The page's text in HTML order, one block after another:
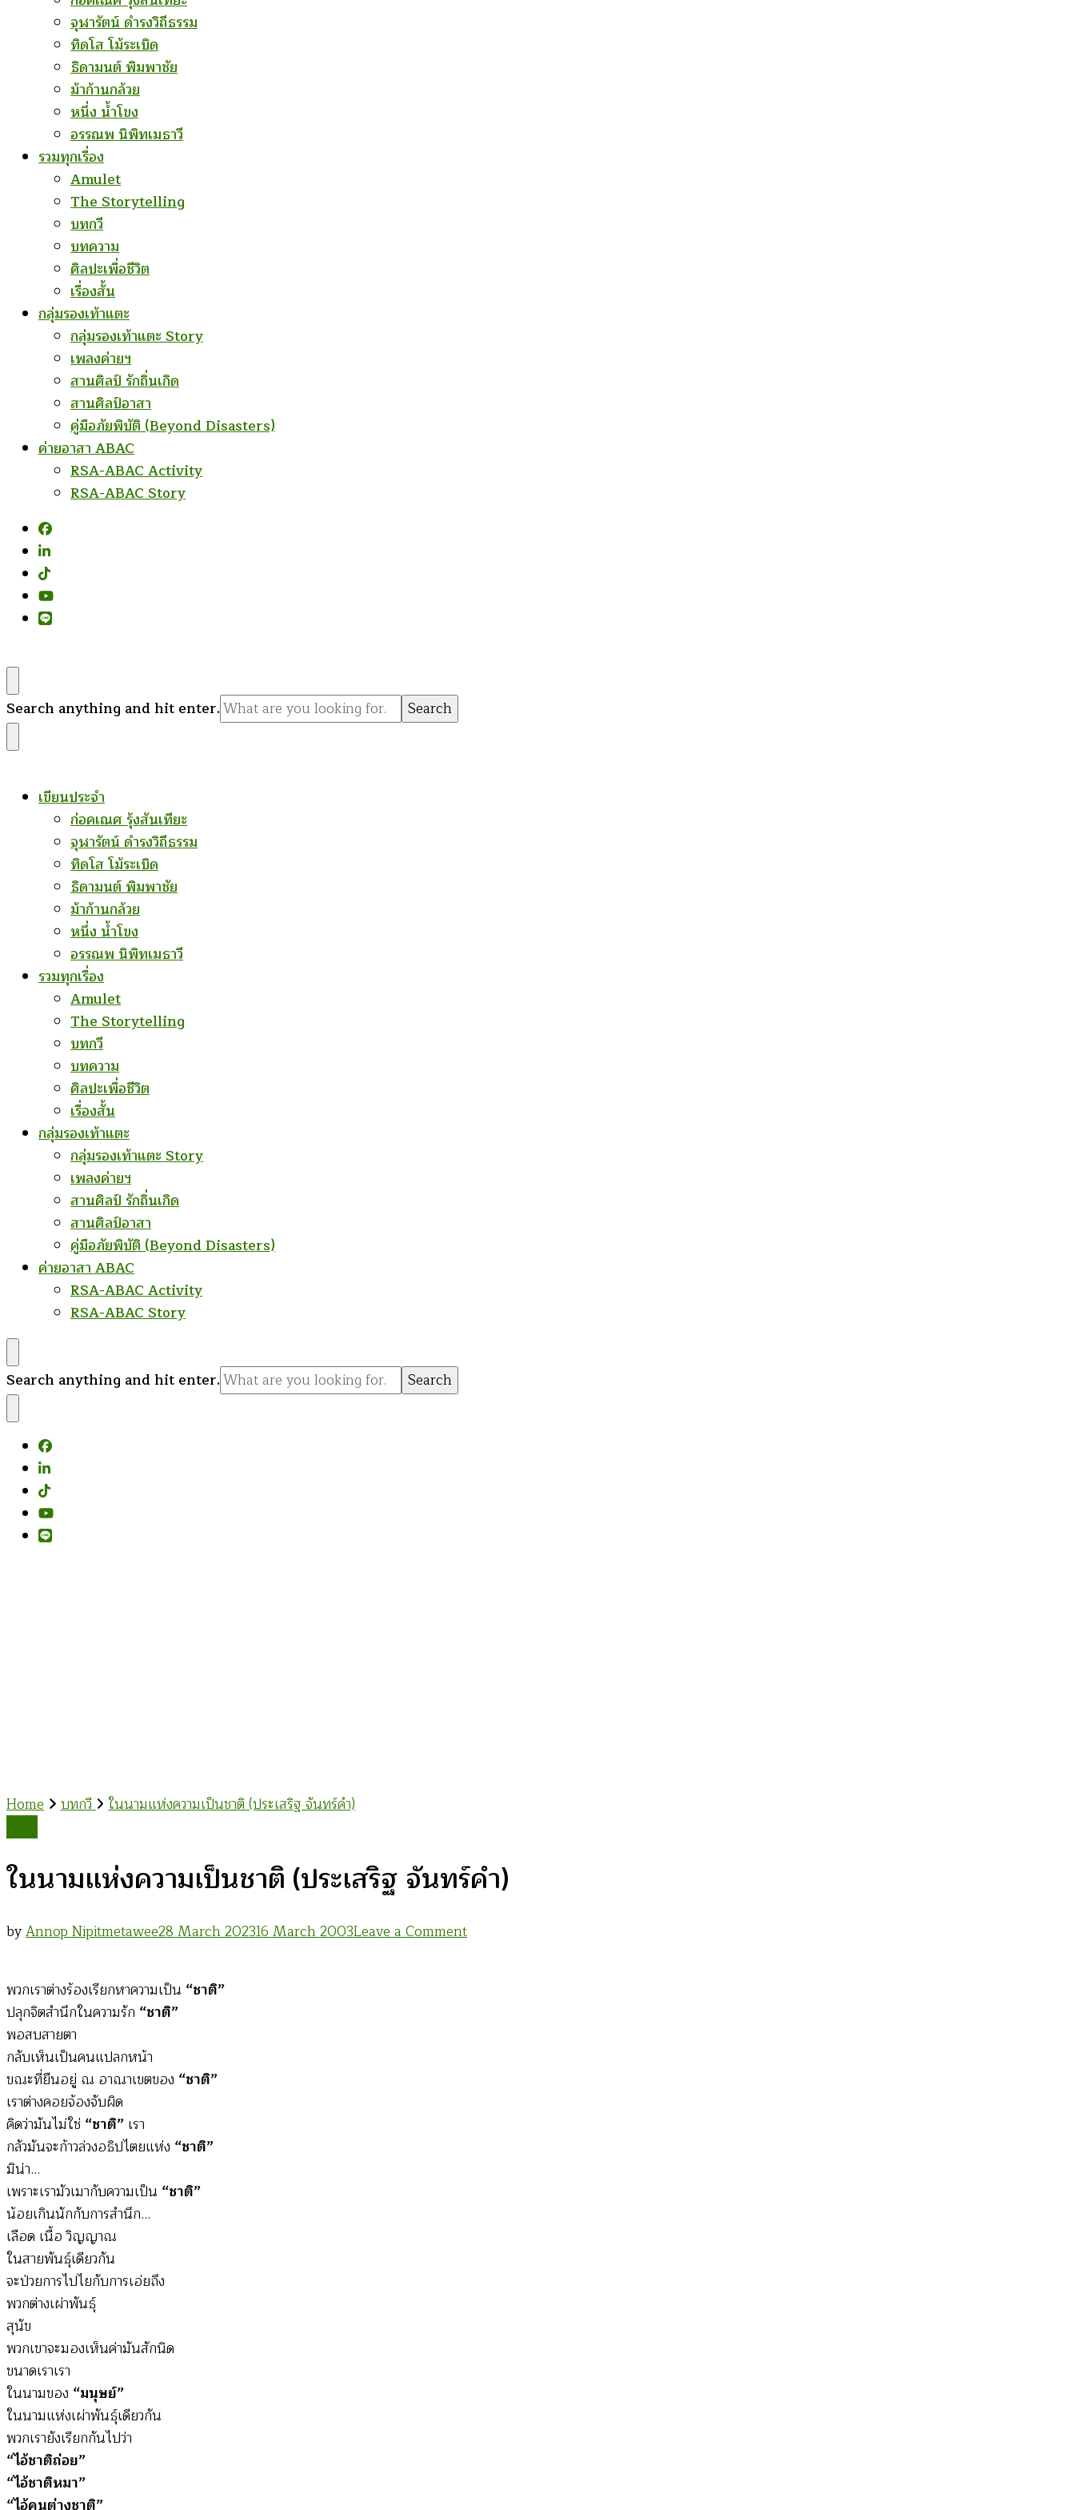
จุฬารัตน์ ดำรงวิถีธรรม
ทิดโส โม้ระเบิด
ธิดามนต์ พิมพาชัย
ม้าก้านกล้วย
หนึ่ง น้ำโขง
อรรณพ นิพิทเมธาวี
รวมทุกเรื่อง
Amulet
The Storytelling
บทกวี
บทความ
ศิลปะเพื่อชีวิต
เรื่องสั้น
กลุ่มรองเท้าแตะ
กลุ่มรองเท้าแตะ Story
เพลงค่ายฯ
สานศิลป์ รักถิ่นเกิด
สานศิลป์อาสา
คู่มือภัยพิบัติ (Beyond Disasters)
ค่ายอาสา ABAC
RSA-ABAC Activity
RSA-ABAC Story
Looking
for
Something?
Search anything and hit enter.
เขียนประจำ
ก่อคเณศ รุ้งสันเทียะ
จุฬารัตน์ ดำรงวิถีธรรม
ทิดโส โม้ระเบิด
ธิดามนต์ พิมพาชัย
ม้าก้านกล้วย
หนึ่ง น้ำโขง
อรรณพ นิพิทเมธาวี
รวมทุกเรื่อง
Amulet
The Storytelling
บทกวี
บทความ
ศิลปะเพื่อชีวิต
เรื่องสั้น
กลุ่มรองเท้าแตะ
กลุ่มรองเท้าแตะ Story
เพลงค่ายฯ
สานศิลป์ รักถิ่นเกิด
สานศิลป์อาสา
คู่มือภัยพิบัติ (Beyond Disasters)
ค่ายอาสา ABAC
RSA-ABAC Activity
RSA-ABAC Story
Looking
for
Something?
Search anything and hit enter.
Home บทกวี ในนามแห่งความเป็นชาติ (ประเสริฐ จันทร์คำ)
ในนามแห่งความเป็นชาติ (ประเสริฐ จันทร์คำ)
byAnnop Nipitmetawee28 March 202316 March 2003Leave a Commenton
พวกเราต่างร้องเรียกหาความเป็น “ชาติ”
ปลุกจิตสำนึกในความรัก “ชาติ”
พอสบสายตา
กลับเห็นเป็นคนแปลกหน้า
ขณะที่ยืนอยู่ ณ อาณาเขตของ “ชาติ”
เราต่างคอยจ้องจับผิด
คิดว่ามันไม่ใช่ “ชาติ” เรา
กลัวมันจะก้าวล่วงอธิปไตยแห่ง “ชาติ”
มิน่า…
เพราะเรามัวเมากับความเป็น “ชาติ”
น้อยเกินนักกับการสำนึก…
เลือด เนื้อ วิญญาณ
ในสายพันธุ์เดียวกัน
จะป่วยการไปไยกับการเอ่ยถึง
พวกต่างเผ่าพันธุ์
สุนัข
พวกเขาจะมองเห็นค่ามันสักนิด
ขนาดเราเรา
ในนามของ “มนุษย์”
ในนามแห่งเผ่าพันธุ์เดียวกัน
พวกเรายังเรียกกันไปว่า
“ไอ้ชาติถ่อย”
“ไอ้ชาติหมา”